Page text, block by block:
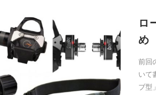
ロ
め
前回
いて
ブ型